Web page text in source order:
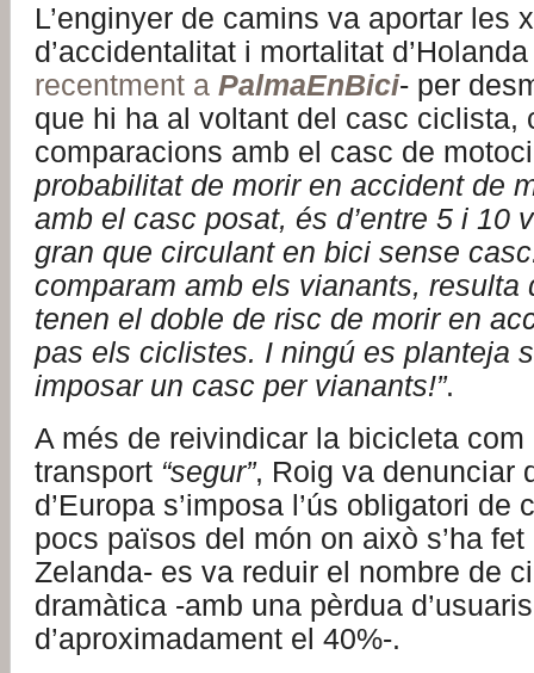
L’enginyer de camins va aportar les
d’accidentalitat i mortalitat d’Holanda
recentment a PalmaEnBici- per
que hi ha al voltant del casc ciclista,
comparacions amb el casc de
probabilitat de morir en accident de
amb el casc posat, és d’entre 5 i 10
gran que circulant en bici sense
comparam amb els vianants, resulta
tenen el doble de risc de morir en
pas els ciclistes. I ningú es planteja
imposar un casc per vianants!”.
A més de reivindicar la bicicleta com
transport “segur”, Roig va denunciar
d’Europa s’imposa l’ús obligatori de
pocs països del món on això s’ha
Zelanda- es va reduir el nombre de
dramàtica -amb una pèrdua d’usuaris
d’aproximadament el 40%-.